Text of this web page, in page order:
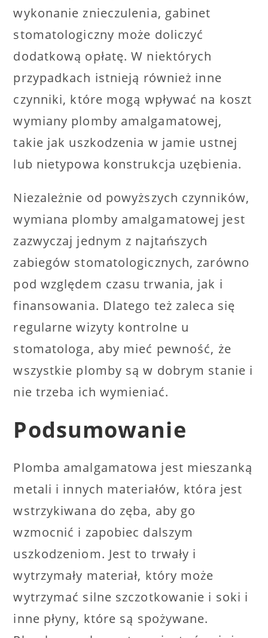
wykonanie znieczulenia, gabinet
stomatologiczny może doliczyć
dodatkową opłatę. W niektórych
przypadkach istnieją również inne
czynniki, które mogą wpływać na koszt
wymiany plomby amalgamatowej,
takie jak uszkodzenia w jamie ustnej
lub nietypowa konstrukcja uzębienia.
Niezależnie od powyższych czynników,
wymiana plomby amalgamatowej jest
zazwyczaj jednym z najtańszych
zabiegów stomatologicznych, zarówno
pod względem czasu trwania, jak i
finansowania. Dlatego też zaleca się
regularne wizyty kontrolne u
stomatologa, aby mieć pewność, że
wszystkie plomby są w dobrym stanie i
nie trzeba ich wymieniać.
Podsumowanie
Plomba amalgamatowa jest mieszanką
metali i innych materiałów, która jest
wstrzykiwana do zęba, aby go
wzmocnić i zapobiec dalszym
uszkodzeniom. Jest to trwały i
wytrzymały materiał, który może
wytrzymać silne szczotkowanie i soki i
inne płyny, które są spożywane.